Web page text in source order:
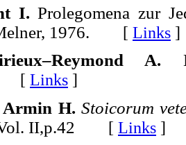
I.Prolegomena zur
1976. [ Links ]
A.
Links ]
Armin H. Stoicorum
II,p.42 [ Links ]